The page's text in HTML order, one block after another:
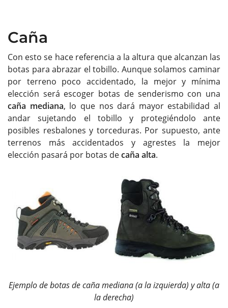
Caña
Con esto se hace referencia a la altura que alcanzan las
botas para abrazar el tobillo. Aunque solamos caminar
por terreno poco accidentado, la mejor y mínima
elección será escoger botas de senderismo con una
caña mediana, lo que nos dará mayor estabilidad al
andar sujetando el tobillo y protegiéndolo ante
posibles resbalones y torceduras. Por supuesto, ante
terrenos más accidentados y agrestes la mejor
elección pasará por botas decaña alta.
Ejemplo de botas de caña mediana (a la izquierda) y alta (a
la derecha)